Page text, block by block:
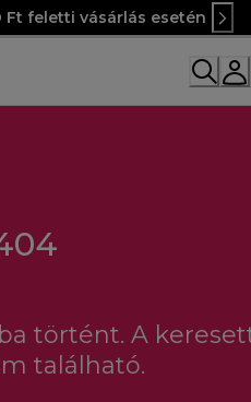
Ft feletti vásárlás esetén
történt. A
található.